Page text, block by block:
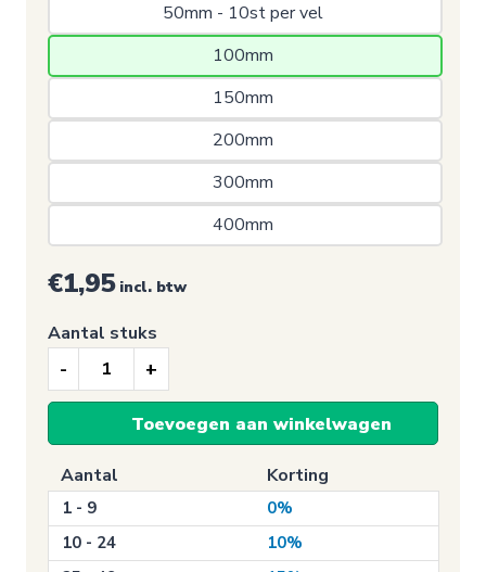
50mm - 10st per vel
100mm
150mm
200mm
300mm
400mm
€1,95 incl. btw
hulp
sticker,
(E028)
aantal
Aantal stuks
Toevoegen aan winkelwagen
Aantal Korting
1 - 9
0%
10 - 24
10%